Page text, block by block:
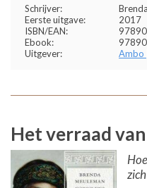
Schrijver:
Eerste uitgave:
2017
ISBN/EAN:
Ebook:
Uitgever:
Ambo
Het verraad